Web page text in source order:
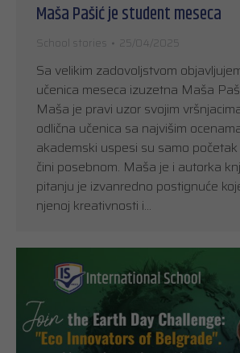
Maša Pašić je student meseca
School stories 25/04/2025
Sa velikim zadovoljstvom
učenica meseca izuzetna Maša
Maša je pravi uzor svojim
odlična učenica sa najvišim
akademski uspesi su samo
čini posebnom. Maša je i autorka
pitanju je izvanredno postignuće
njenoj kreativnosti i…